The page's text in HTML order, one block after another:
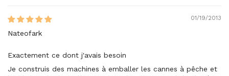
01/19/2013
Nateofark
Exactement ce dont j'avais besoin
Je construis des machines à emballer les cannes à pêche et